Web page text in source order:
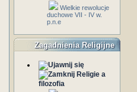
Wielkie rewolucje
duchowe VII - IV w.
p.n.e
Zagadnienia Religijne
Religie a
filozofia